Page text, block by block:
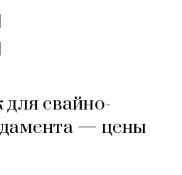
свайно-
— цены